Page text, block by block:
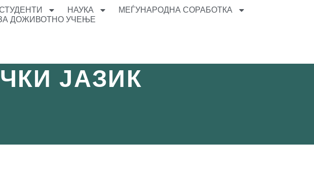
НАУКА
МЕЃУНАРОДНА СОРАБОТКА
ДОЖИВОТНО УЧЕЊЕ
ЈАЗИК